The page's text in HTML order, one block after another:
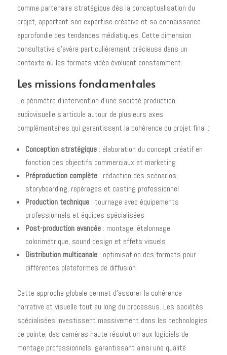
comme partenaire stratégique dès la conceptualisation du
projet, apportant son expertise créative et sa connaissance
approfondie des tendances médiatiques. Cette dimension
consultative s'avère particulièrement précieuse dans un
contexte où les formats vidéo évoluent constamment.
Les missions fondamentales
Le périmètre d'intervention d'une société production
audiovisuelle s'articule autour de plusieurs axes
complémentaires qui garantissent la cohérence du projet final :
Conception stratégique: élaboration du concept créatif en
fonction des objectifs commerciaux et marketing
Préproduction complète: rédaction des scénarios,
storyboarding, repérages et casting professionnel
Production technique: tournage avec équipements
professionnels et équipes spécialisées
Post-production avancée: montage, étalonnage
colorimétrique, sound design et effets visuels
Distribution multicanale: optimisation des formats pour
différentes plateformes de diffusion
Cette approche globale permet d'assurer la cohérence
narrative et visuelle tout au long du processus. Les sociétés
spécialisées investissent massivement dans les technologies
de pointe, des caméras haute résolution aux logiciels de
montage professionnels, garantissant ainsi une qualité